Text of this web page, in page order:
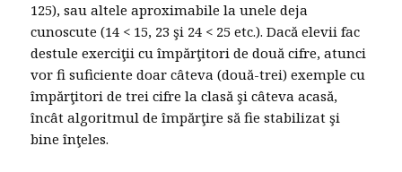
125), sau altele aproximabile la unele deja
cunoscute (14 < 15, 23 şi 24 < 25 etc.). Dacă elevii fac
destule exerciţii cu împărţitori de două cifre, atunci
vor fi suficiente doar câteva (două-trei) exemple cu
împărţitori de trei cifre la clasă şi câteva acasă,
încât algoritmul de împărţire să fie stabilizat şi
bine înţeles.